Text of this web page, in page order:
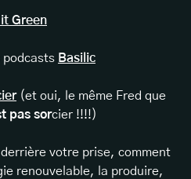
Green
podcasts Basilic
(et oui, le même Fred que
pas sorcier !!!!)
derrière votre prise, comment
renouvelable, la produire,